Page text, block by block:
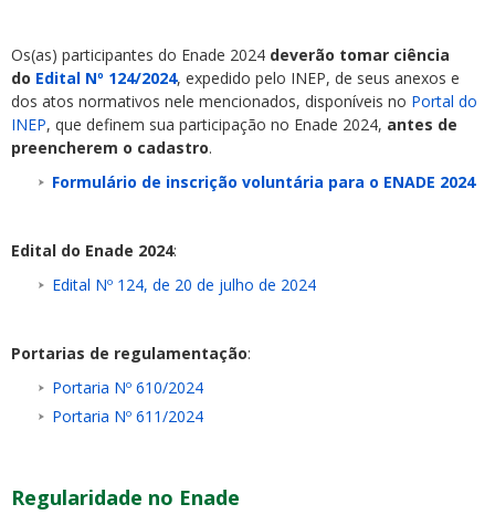
Os(as) participantes do Enade 2024 deverão tomar ciência
do Edital Nº 124/2024, expedido pelo INEP, de seus anexos e
dos atos normativos nele mencionados, disponíveis no Portal do
INEP, que definem sua participação no Enade 2024, antes de
preencherem o cadastro.
Formulário de inscrição voluntária para o ENADE 2024
Edital do Enade 2024:
Edital Nº 124, de 20 de julho de 2024
Portarias de regulamentação:
Portaria Nº 610/2024
Portaria Nº 611/2024
Regularidade no Enade